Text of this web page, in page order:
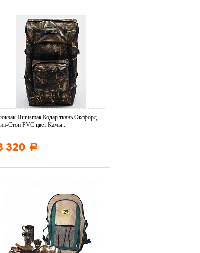
Huntsman Кодар ткань Оксфорд-
Стоп PVC цвет Камы...
320 Р